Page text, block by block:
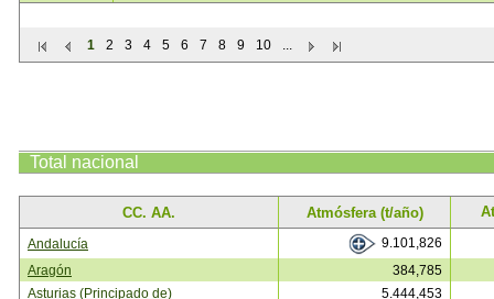
1 2 3 4 5 6 7 8 9 10 ...
Total nacional
CC. AA. Atmósfera (t/año)
Andalucía
9.101,826
Aragón
384,785
Asturias (Principado de)
5.444,453